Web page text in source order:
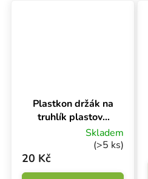
Plastkon držák na
truhlík plastový
Universal
Terakota, 12 cm
Skladem
(>5 ks)
20 Kč